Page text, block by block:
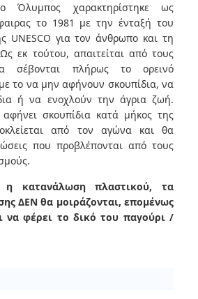
Όλυμπος χαρακτηρίστηκε ως
το 1981 με την ένταξή του
UNESCO για τον άνθρωπο και τη
εκ τούτου, απαιτείται από τους
σέβονται πλήρως το ορεινό
το να μην αφήνουν σκουπίδια, να
ή να ενοχλούν την άγρια ​​ζωή.
σκουπίδια κατά μήκος της
από τον αγώνα και θα
που προβλέπονται από τους
η κατανάλωση πλαστικού, τα
ΔΕΝ θα μοιράζονται, επομένως
να φέρει το δικό του παγούρι /